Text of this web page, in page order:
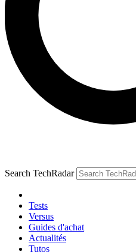
Search TechRadar
Tests
Versus
Guides d'achat
Actualités
Tutos